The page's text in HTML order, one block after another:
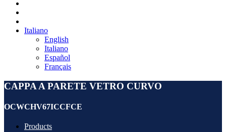
Italiano
English
Italiano
Español
Français
CAPPA A PARETE VETRO CURVO
OCWCHV67ICCFCE
Products